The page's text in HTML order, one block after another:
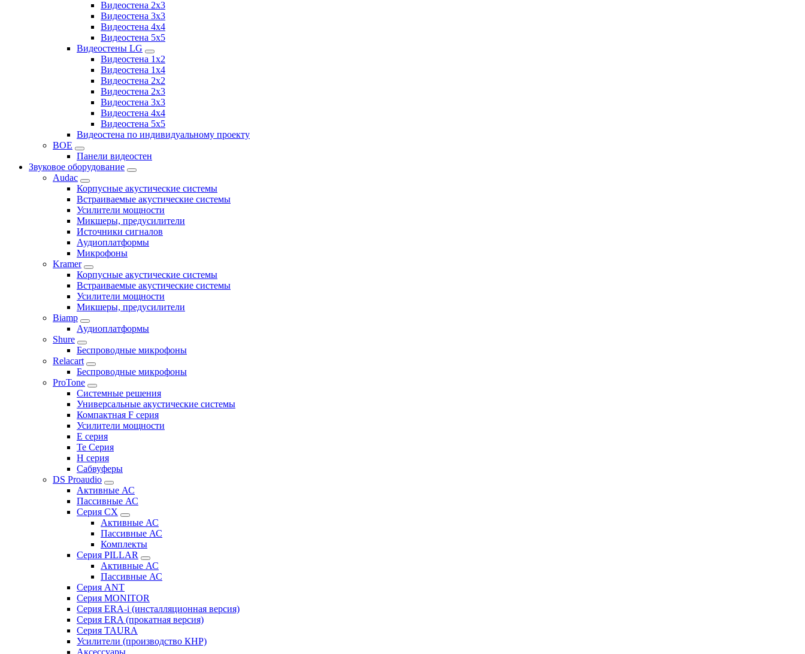
Видеостена 2х3
Видеостена 3x3
Видеостена 4x4
Видеостена 5x5
Видеостены LG
Видеостена 1x2
Видеостена 1x4
Видеостена 2x2
Видеостена 2x3
Видеостена 3x3
Видеостена 4x4
Видеостена 5x5
Видеостена по индивидуальному проекту
BOE
Панели видеостен
Звуковое оборудование
Audac
Корпусные акустические системы
Встраиваемые акустические системы
Усилители мощности
Микшеры, предусилители
Источники сигналов
Аудиоплатформы
Микрофоны
Kramer
Корпусные акустические системы
Встраиваемые акустические системы
Усилители мощности
Микшеры, предусилители
Biamp
Аудиоплатформы
Shure
Беспроводные микрофоны
Relacart
Беспроводные микрофоны
ProTone
Системные решения
Универсальные акустические системы
Компактная F серия
Усилители мощности
E серия
Te Серия
H серия
Сабвуферы
DS Proaudio
Активные АС
Пассивные АС
Серия CX
Активные АС
Пассивные АС
Комплекты
Серия PILLAR
Активные АС
Пассивные АС
Серия ANT
Серия MONITOR
Серия ERA-i (инсталляционная версия)
Серия ERA (прокатная версия)
Серия TAURA
Усилители (производство КНР)
Аксессуары